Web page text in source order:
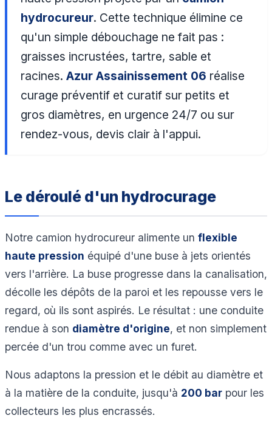
hydrocureur. Cette technique élimine ce
qu'un simple débouchage ne fait pas :
graisses incrustées, tartre, sable et
racines.Azur Assainissement 06 réalise
curage préventif et curatif sur petits et
gros diamètres, en urgence 24/7 ou sur
rendez-vous, devis clair à l'appui.
Le déroulé d'un hydrocurage
Notre camion hydrocureur alimente un flexible
haute pression équipé d'une buse à jets orientés
vers l'arrière. La buse progresse dans la canalisation,
décolle les dépôts de la paroi et les repousse vers le
regard, où ils sont aspirés. Le résultat : une conduite
rendue à son diamètre d'origine, et non simplement
percée d'un trou comme avec un furet.
Nous adaptons la pression et le débit au diamètre et
à la matière de la conduite, jusqu'à 200 bar pour les
collecteurs les plus encrassés.